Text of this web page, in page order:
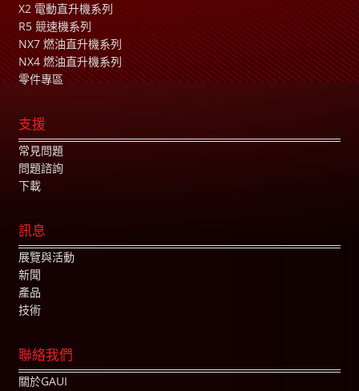
X2 電動直升機系列
R5 競速機系列
NX7 燃油直升機系列
NX4 燃油直升機系列
零件專區
支援
常見問題
問題諮詢
下載
訊息
展覽與活動
新聞
產品
技術
聯絡我們
關於GAUI